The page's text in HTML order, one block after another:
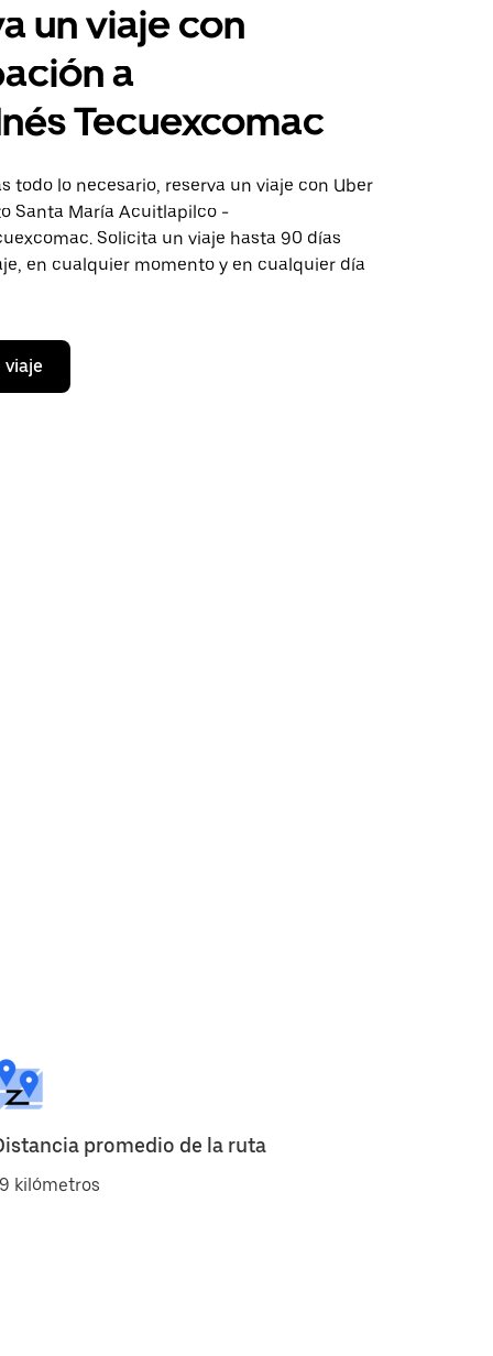
un viaje con
a
Tecuexcomac
todo lo necesario, reserva un viaje con Uber
Santa María Acuitlapilco -
Solicita un viaje hasta 90 días
en cualquier momento y en cualquier día
viaje
promedio de la ruta
kilómetros